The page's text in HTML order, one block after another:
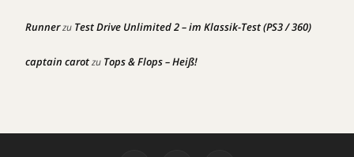
Runnerzu Test Drive Unlimited 2 – im Klassik-Test (PS3 / 360)
captain carotzu Tops & Flops – Heiß!